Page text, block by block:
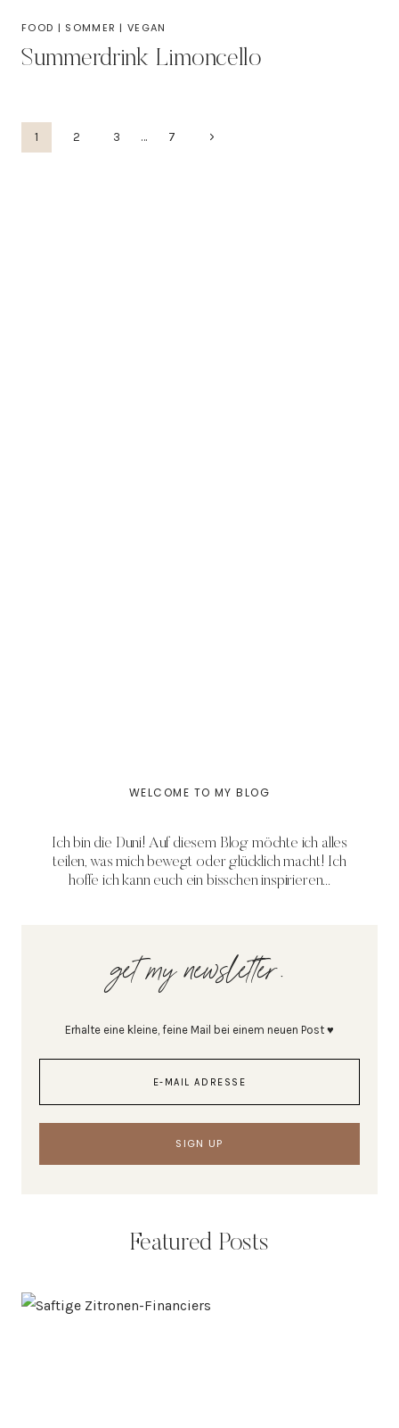
FOOD | SOMMER |VEGAN
Summerdrink Limoncello
Seitennavigation
1 2 3 … 7
Nächste
WELCOME TO MY BLOG
Ich bin die Duni! Auf diesem Blog möchte ich alles
teilen, was mich bewegt oder glücklich macht! Ich
hoffe ich kann euch ein bisschen inspirieren...
get my newsletter.
Erhalte eine kleine, feine Mail bei einem neuen Post ♥
Featured Posts